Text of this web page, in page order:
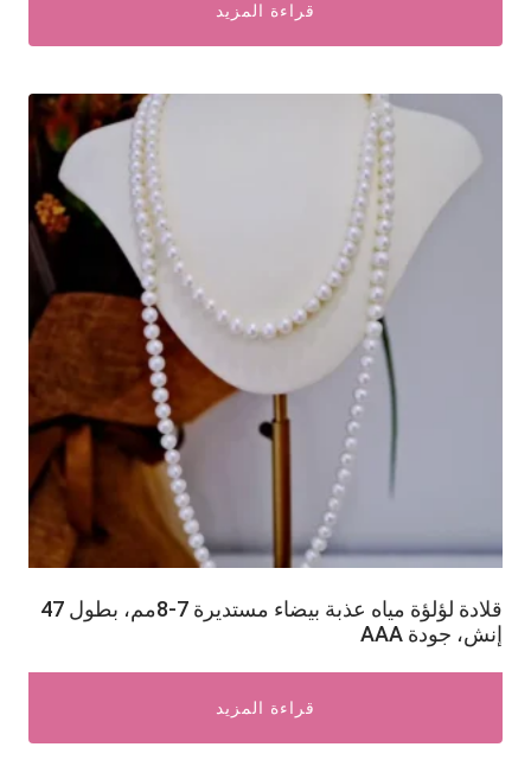
قراءة المزيد
قلادة لؤلؤة مياه عذبة بيضاء مستديرة 7-8مم، بطول 47
إنش، جودة AAA
قراءة المزيد